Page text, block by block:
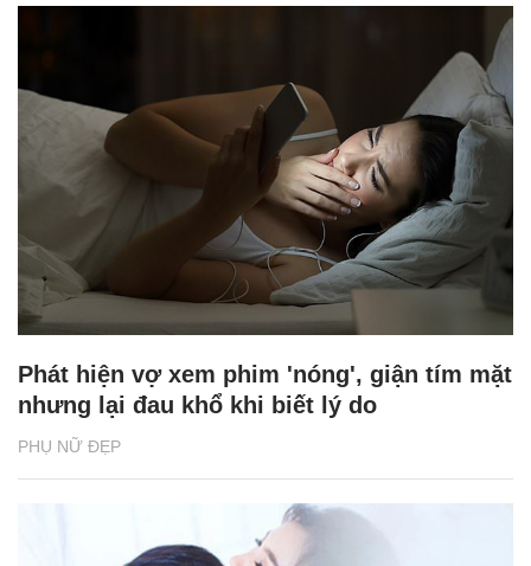
PHỤ NỮ ĐẸP
Phát hiện vợ xem phim 'nóng', giận tím mặt
nhưng lại đau khổ khi biết lý do